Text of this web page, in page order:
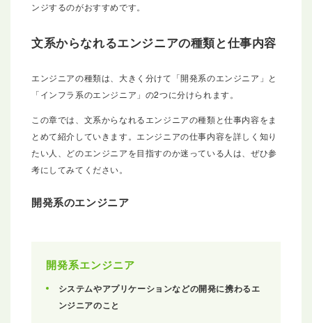
ンジするのがおすすめです。
文系からなれるエンジニアの種類と仕事内容
エンジニアの種類は、大きく分けて「開発系のエンジニア」と
「インフラ系のエンジニア」の2つに分けられます。
この章では、文系からなれるエンジニアの種類と仕事内容をま
とめて紹介していきます。エンジニアの仕事内容を詳しく知り
たい人、どのエンジニアを目指すのか迷っている人は、ぜひ参
考にしてみてください。
開発系のエンジニア
開発系エンジニア
システムやアプリケーションなどの開発に携わるエ
ンジニアのこと